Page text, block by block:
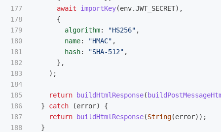
177
178
179
180
181
182
183
184
185
186
187
188
await
importKey(env.JWT_SECRET),
{
algorithm: "HS256" ,
name: "HMAC" ,
hash: "SHA-512" ,
},
);
return buildHtmlResponse(
}
catch (error)
{
return
buildHtmlResponse(String(error));
}